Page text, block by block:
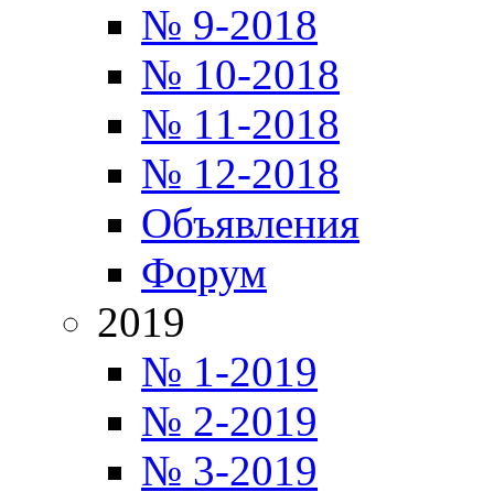
№ 9-2018
№ 10-2018
№ 11-2018
№ 12-2018
Объявления
Форум
2019
№ 1-2019
№ 2-2019
№ 3-2019